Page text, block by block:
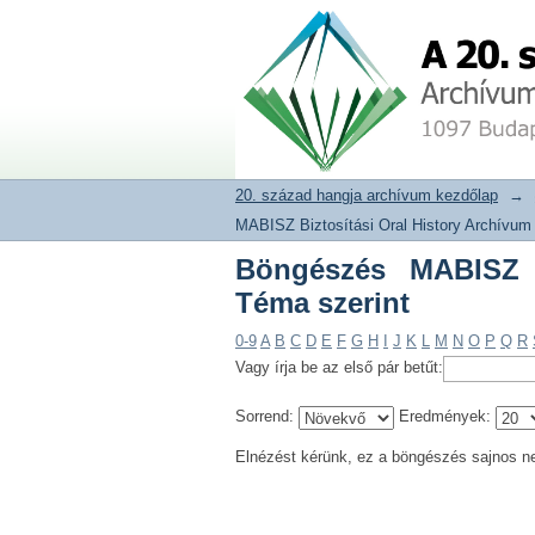
Böngészés MABISZ
20. század hangja archívum
20. század hangja archívum kezdőlap →
MABISZ Biztosítási Oral History
Böngészés
Téma szerint
0-9 A B C D E F G H J K L M N O P Q R
Vagy írja be az első pár betűt:
Sorrend: Eredmények:
Elnézést kérünk, ez a böngészés sajnos